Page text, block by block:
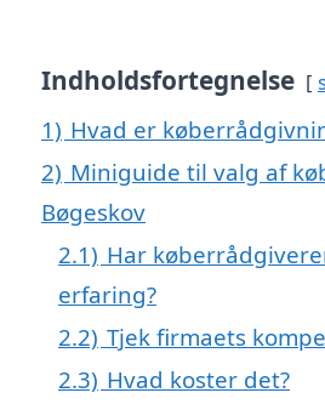
Indholdsfortegnelse
1) Hvad er
2) Miniguide til valg af
Bøgeskov
2.1) Har
erfaring?
2.2) Tjek firmaets
2.3) Hvad koster det?